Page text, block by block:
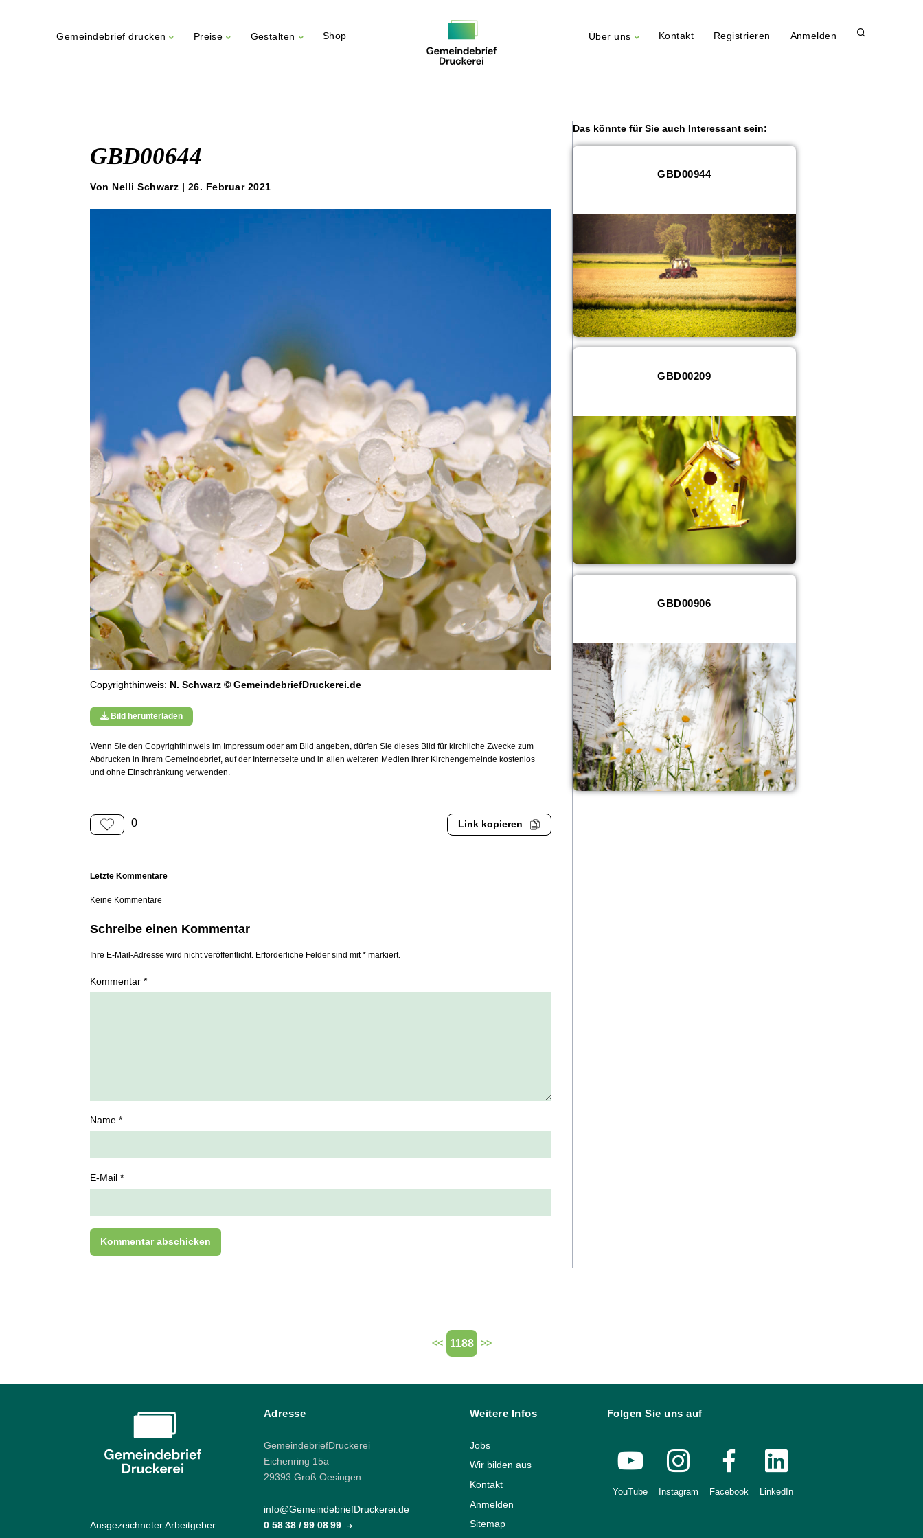
Gemeindebrief drucken Preise Gestalten Shop Über uns Kontakt Registrieren Anmelden
GBD00644
Von Nelli Schwarz | 26. Februar 2021
Copyrighthinweis: N. Schwarz © GemeindebriefDruckerei.de
Bild herunterladen
Wenn Sie den Copyrighthinweis im Impressum oder am Bild angeben, dürfen Sie dieses Bild für kirchliche Zwecke zum
Abdrucken in Ihrem Gemeindebrief, auf der Internetseite und in allen weiteren Medien ihrer Kirchengemeinde kostenlos
und ohne Einschränkung verwenden.
0 Link kopieren
Letzte Kommentare
Keine Kommentare
Schreibe einen Kommentar
Ihre E-Mail-Adresse wird nicht veröffentlicht. Erforderliche Felder sind mit * markiert.
Kommentar *
Name *
E-Mail *
Das könnte für Sie auch Interessant sein:
GBD00944
GBD00209
GBD00906
<< 1188 >>
Ausgezeichneter Arbeitgeber
Adresse
GemeindebriefDruckerei
Eichenring 15a
29393 Groß Oesingen
info@GemeindebriefDruckerei.de
0 58 38 / 99 08 99
Weitere Infos
Jobs
Wir bilden aus
Kontakt
Anmelden
Sitemap
Folgen Sie uns auf
YouTube Instagram Facebook LinkedIn